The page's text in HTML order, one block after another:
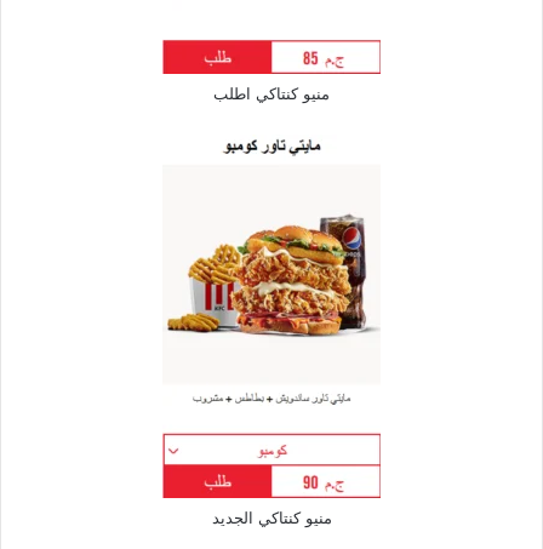
منيو كنتاكي اطلب
منيو كنتاكي الجديد